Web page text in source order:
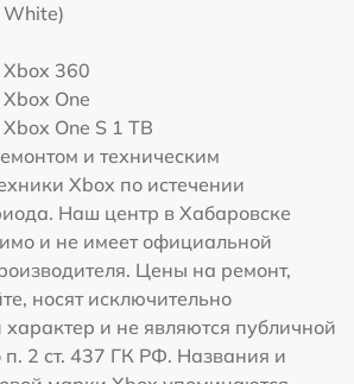
White)
Xbox 360
Xbox One
Xbox One S 1 TB
и техническим
Xbox по истечении
Наш центр в Хабаровске
и не имеет официальной
Цены на ремонт,
носят исключительно
и не являются публичной
п. 2 ст. 437 ГК РФ. Названия и